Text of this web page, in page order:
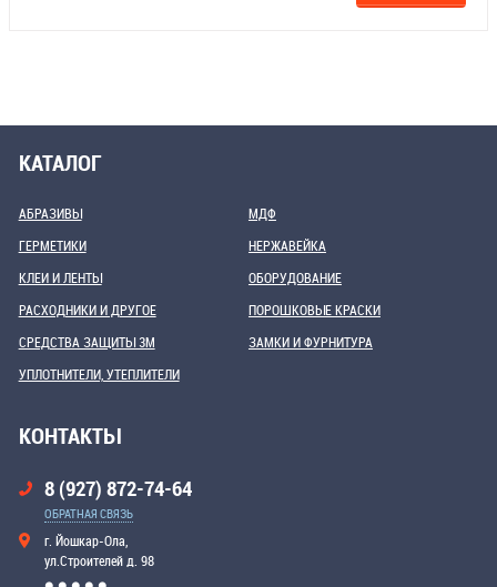
КАТАЛОГ
АБРАЗИВЫ
ГЕРМЕТИКИ
КЛЕИ И ЛЕНТЫ
МДФ
НЕРЖАВЕЙКА
ОБОРУДОВАНИЕ
РАСХОДНИКИ И ДРУГОЕ
СРЕДСТВА ЗАЩИТЫ 3М
УПЛОТНИТЕЛИ, УТЕПЛИТЕЛИ
ПОРОШКОВЫЕ КРАСКИ
ЗАМКИ И ФУРНИТУРА
КОНТАКТЫ
8 (927) 872-74-64
ОБРАТНАЯ СВЯЗЬ
г. Йошкар-Ола,
ул.Строителей д. 98